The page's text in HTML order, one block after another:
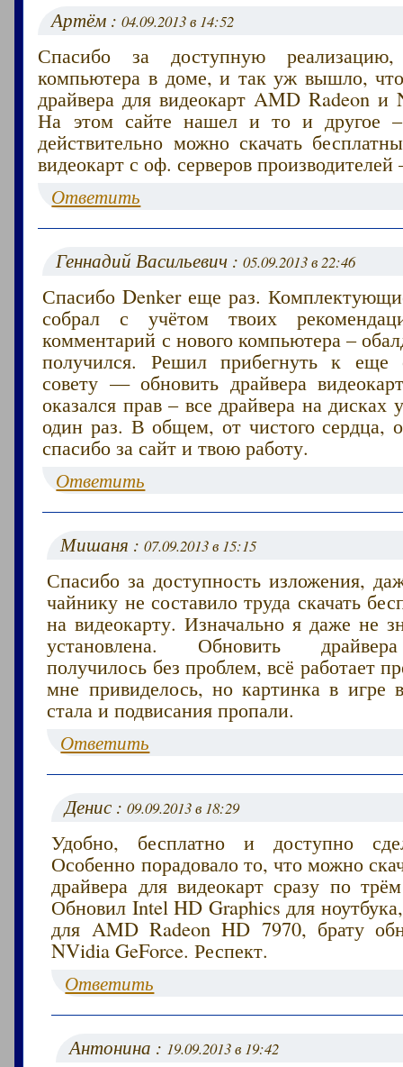
Артём :04.09.2013 в 14:52
Спасибо за доступную
компьютера в доме, и так уж вышло,
драйвера для видеокарт AMD Radeon и
На этом сайте нашел и то и другое –
действительно можно скачать
видеокарт с оф. серверов
Ответить
Геннадий Васильевич :05.09.2013 в 22:46
Спасибо Denker еще раз.
собрал с учётом твоих
комментарий с нового компьютера –
получился. Решил прибегнуть к еще
совету — обновить драйвера
оказался прав – все драйвера на дисках
один раз. В общем, от чистого сердца,
спасибо за сайт и твою работу.
Ответить
Мишаня :07.09.2013 в 15:15
Спасибо за доступность изложения,
чайнику не составило труда скачать
на видеокарту. Изначально я даже не
установлена. Обновить
получилось без проблем, всё работает
мне привиделось, но картинка в игре
стала и подвисания пропали.
Ответить
Денис :09.09.2013 в 18:29
Удобно, бесплатно и доступно
Особенно порадовало то, что можно
драйвера для видеокарт сразу по
Обновил Intel HD Graphics для
для AMD Radeon HD 7970, брату
NVidia GeForce. Респект.
Ответить
Антонина : 19.09.2013 в 19:42